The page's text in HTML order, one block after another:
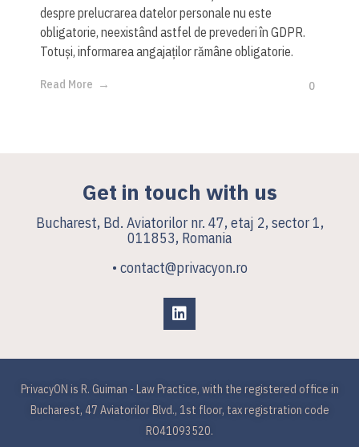
despre prelucrarea datelor personale nu este
obligatorie, neexistând astfel de prevederi în GDPR.
Totuși, informarea angajaților rămâne obligatorie.
Read More 0
Get in touch with us
Bucharest, Bd. Aviatorilor nr. 47, etaj 2, sector 1,
011853, Romania
• contact@privacyon.ro
PrivacyON is R. Guiman - Law Practice, with the registered office in
Bucharest, 47 Aviatorilor Blvd., 1st floor, tax registration code
RO41093520.